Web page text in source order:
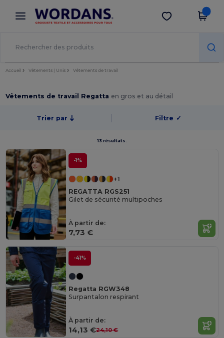
× Appli Wordans
Meilleurs prix sur l’app !
Obtenir l'appli
Accueil Vêtements | Unis Vêtements de travail
Vêtements de travail Regatta en gros et au détail
Trier par Filtre ✓
13 résultats.
-1%
+1
REGATTA RGS251
Gilet de sécurité multipoches
À partir de:
7,73 €
-41%
Regatta RGW348
Surpantalon respirant
À partir de:
14,13 €24,10 €